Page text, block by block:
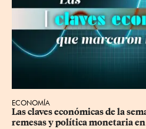
ECONOMÍA
Las claves económicas de la
remesas y política monetaria